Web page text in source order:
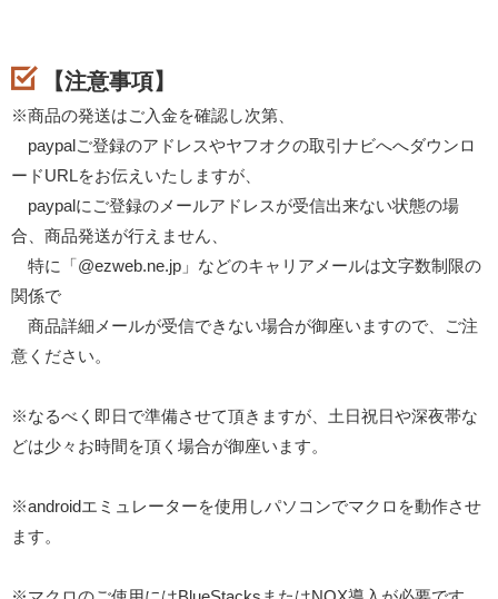
【注意事項】
※商品の発送はご入金を確認し次第、
paypalご登録のアドレスやヤフオクの取引ナビへへダウンロ
ードURLをお伝えいたしますが、
paypalにご登録のメールアドレスが受信出来ない状態の場
合、商品発送が行えません、
特に「@ezweb.ne.jp」などのキャリアメールは文字数制限の
関係で
商品詳細メールが受信できない場合が御座いますので、ご注
意ください。
※なるべく即日で準備させて頂きますが、土日祝日や深夜帯な
どは少々お時間を頂く場合が御座います。
※androidエミュレーターを使用しパソコンでマクロを動作させ
ます。